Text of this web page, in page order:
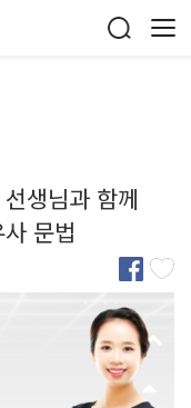
생님과 함께
문법